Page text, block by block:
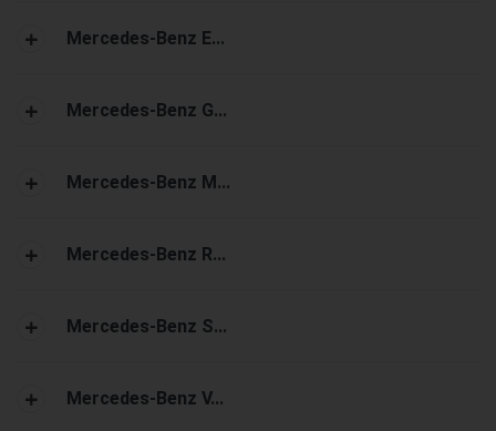
Mercedes-Benz E...
Mercedes-Benz G...
Mercedes-Benz M...
Mercedes-Benz R...
Mercedes-Benz S...
Mercedes-Benz V...